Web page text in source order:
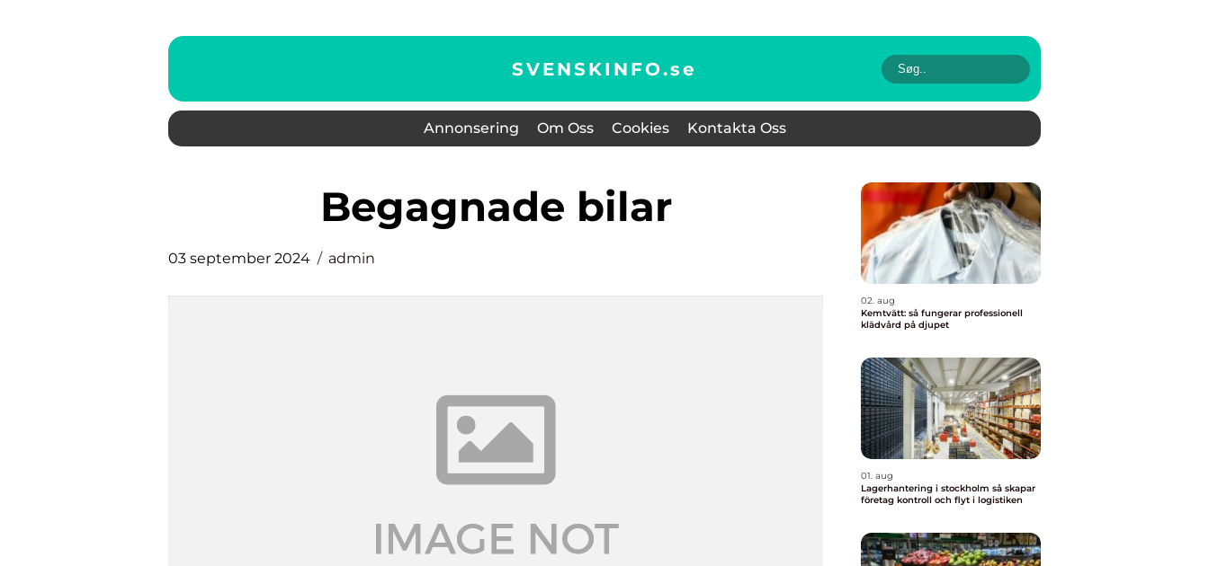
SVENSKINFO.se
Annonsering Om Oss Cookies Kontakta Oss
begagnade bilar
03 september 2024 admin
02. aug
Kemtvätt: så fungerar professionell
klädvård på djupet
01. aug
Lagerhantering i stockholm så skapar
företag kontroll och flyt i logistiken